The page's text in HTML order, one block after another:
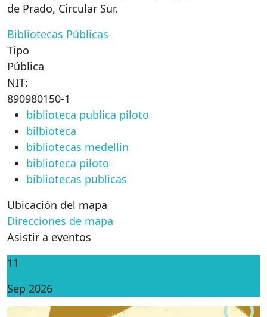
de Prado, Circular Sur.
Bibliotecas Públicas
Tipo
Pública
NIT:
890980150-1
biblioteca publica piloto
bilbioteca
bibliotecas medellin
biblioteca piloto
bibliotecas publicas
Ubicación del mapa
Direcciones de mapa
Asistir a eventos
11
Sep 2026